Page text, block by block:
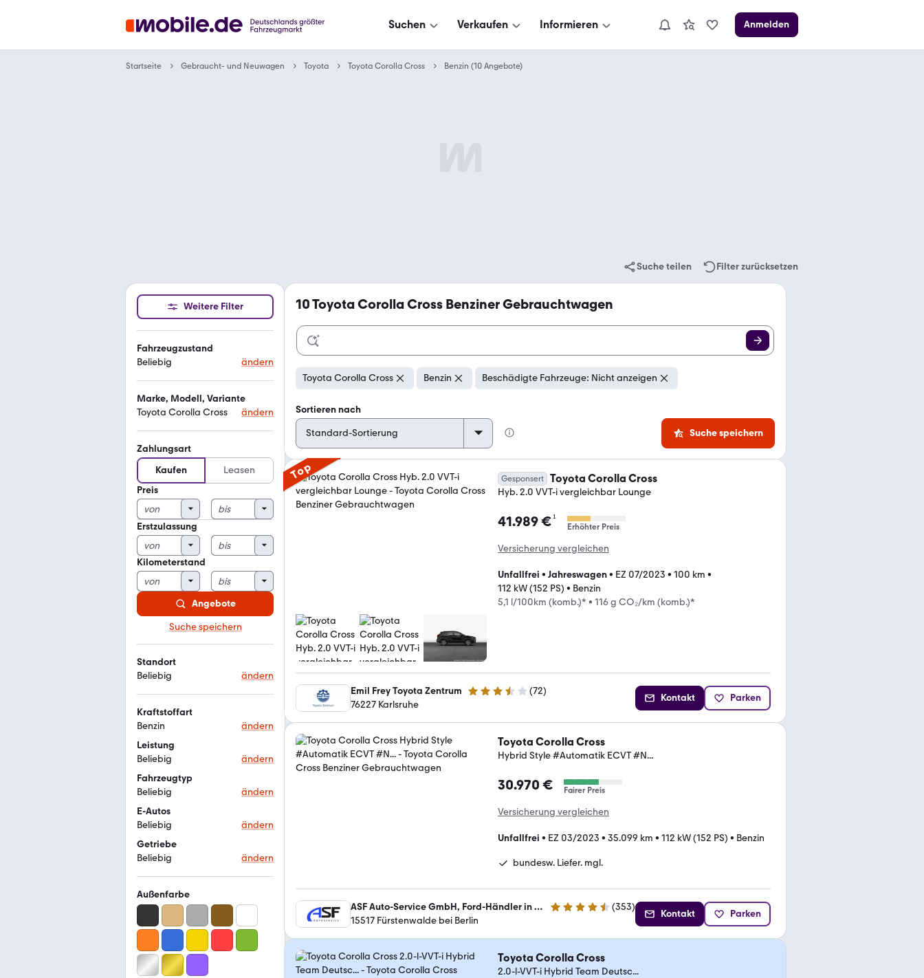
Suchen Verkaufen Informieren Anmelden
Startseite Gebraucht- und Neuwagen Toyota Toyota Corolla Cross Benzin (10 Angebote)
Suche teilen Filter zurücksetzen
Weitere Filter
Fahrzeugzustand
Beliebig
ändern
Marke, Modell, Variante
Toyota Corolla Cross
ändern
Zahlungsart
Kaufen
Leasen
Preis
Erstzulassung
Kilometerstand
Angebote
Suche speichern
Standort
Beliebig
ändern
Kraftstoffart
Benzin
ändern
Leistung
Beliebig
ändern
Fahrzeugtyp
Beliebig
ändern
E-Autos
Beliebig
ändern
Getriebe
Beliebig
ändern
Außenfarbe
10Toyota Corolla Cross Benziner Gebrauchtwagen
Toyota Corolla Cross Benzin Beschädigte Fahrzeuge: Nicht anzeigen
Sortieren nach
Suche speichern
Top Gesponsert Toyota Corolla Cross
Hyb. 2.0 VVT-i vergleichbar Lounge
41.989 €¹
Erhöhter Preis
Versicherung vergleichen
Unfallfrei • Jahreswagen• EZ 07/2023 • 100 km •
112 kW (152 PS) • Benzin
5,1 l/100km (komb.)* • 116 g CO₂/km (komb.)*
Emil Frey Toyota Zentrum 3.7 Sterne (72)
76227 Karlsruhe
Kontakt Parken
Toyota Corolla Cross
Hybrid Style #Automatik ECVT #N...
30.970 € Fairer Preis
Versicherung vergleichen
Unfallfrei • EZ 03/2023 • 35.099 km • 112 kW (152 PS) • Benzin
bundesw. Liefer. mgl.
ASF Auto-Service GmbH, Ford-Händler in Fürstenwalde bei Berlin 4.6 Sterne (353)
15517 Fürstenwalde bei Berlin
Kontakt Parken
Toyota Corolla Cross
2.0-l-VVT-i Hybrid Team Deutsc...